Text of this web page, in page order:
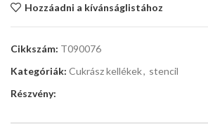
Hozzáadni a kívánságlistához
Cikkszám: T090076
Kategóriák: Cukrász kellékek, stencil
Részvény: